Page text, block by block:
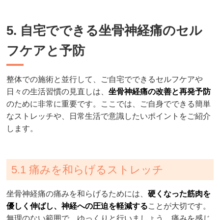
5. 自宅でできる坐骨神経痛のセル
フケアと予防
整体での施術と並行して、ご自宅でできるセルフケアや
日々の生活習慣の見直しは、坐骨神経痛の改善と再発予防
のために非常に重要です。ここでは、ご自身でできる簡単
なストレッチや、日常生活で意識したいポイントをご紹介
します。
5.1 痛みを和らげるストレッチ
坐骨神経痛の痛みを和らげるためには、硬くなった筋肉を
優しく伸ばし、神経への圧迫を軽減することが大切です。
無理のない範囲で、ゆっくりと行いましょう。痛みを感じ